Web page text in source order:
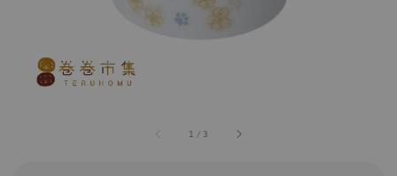
1 / 3